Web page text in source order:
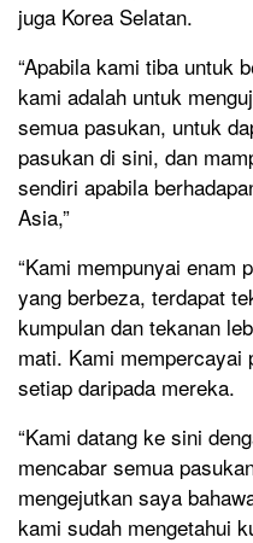
juga Korea Selatan.
“Apabila kami tiba untuk
kami adalah untuk
semua pasukan, untuk
pasukan di sini, dan
sendiri apabila
Asia,”
“Kami mempunyai enam
yang berbeza, terdapat
kumpulan dan tekanan
mati. Kami mempercayai
setiap daripada mereka.
“Kami datang ke sini
mencabar semua
mengejutkan saya
kami sudah mengetahui